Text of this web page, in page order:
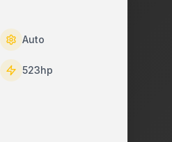
Auto
523hp